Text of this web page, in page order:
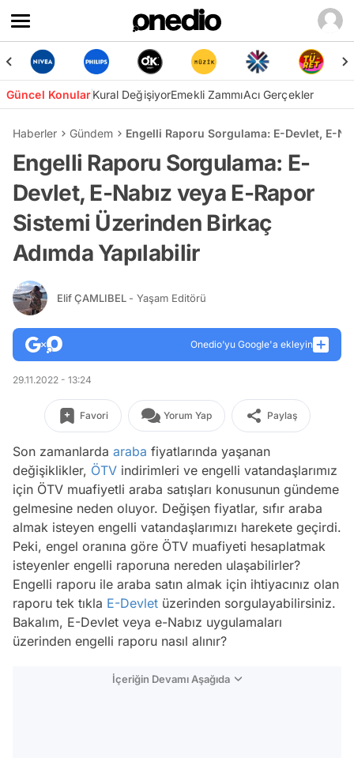
Güncel KonularKural DeğişiyorEmekli ZammıAcı Gerçekler
Haberler Gündem Engelli Raporu Sorgulama: E-Devlet, E-
Engelli Raporu Sorgulama: E-
Devlet, E-Nabız veya E-Rapor
Sistemi Üzerinden Birkaç
Adımda Yapılabilir
Elif ÇAMLIBEL - Yaşam Editörü
Onedio’yu Google'a ekleyin
29.11.2022 - 13:24
Favori Yorum Yap Paylaş
Son zamanlarda araba fiyatlarında yaşanan
değişiklikler, ÖTV indirimleri ve engelli vatandaşlarımız
için ÖTV muafiyetli araba satışları konusunun gündeme
gelmesine neden oluyor. Değişen fiyatlar, sıfır araba
almak isteyen engelli vatandaşlarımızı harekete geçirdi.
Peki, engel oranına göre ÖTV muafiyeti hesaplatmak
isteyenler engelli raporuna nereden ulaşabilirler?
Engelli raporu ile araba satın almak için ihtiyacınız olan
raporu tek tıkla E-Devlet üzerinden sorgulayabilirsiniz.
Bakalım, E-Devlet veya e-Nabız uygulamaları
üzerinden engelli raporu nasıl alınır?
İçeriğin Devamı Aşağıda